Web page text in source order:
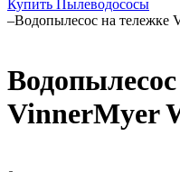
Купить Пылеводососы
–Водопылесос на тележке
VinnerMyer